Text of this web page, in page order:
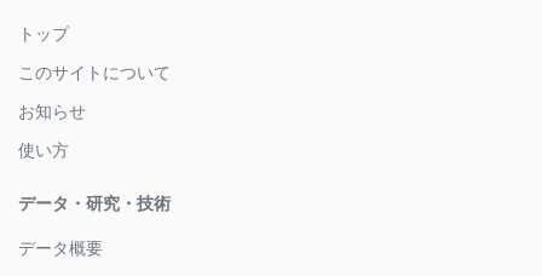
トップ
このサイトについて
お知らせ
使い方
データ・研究・技術
データ概要